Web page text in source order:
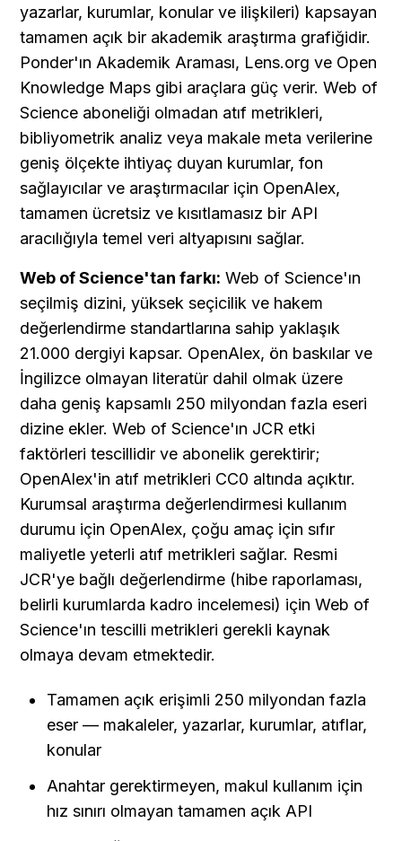
yazarlar, kurumlar, konular ve ilişkileri) kapsayan
tamamen açık bir akademik araştırma grafiğidir.
Ponder'ın Akademik Araması, Lens.org ve Open
Knowledge Maps gibi araçlara güç verir. Web of
Science aboneliği olmadan atıf metrikleri,
bibliyometrik analiz veya makale meta verilerine
geniş ölçekte ihtiyaç duyan kurumlar, fon
sağlayıcılar ve araştırmacılar için OpenAlex,
tamamen ücretsiz ve kısıtlamasız bir API
aracılığıyla temel veri altyapısını sağlar.
Web of Science'tan farkı: Web of Science'ın
seçilmiş dizini, yüksek seçicilik ve hakem
değerlendirme standartlarına sahip yaklaşık
21.000 dergiyi kapsar. OpenAlex, ön baskılar ve
İngilizce olmayan literatür dahil olmak üzere
daha geniş kapsamlı 250 milyondan fazla eseri
dizine ekler. Web of Science'ın JCR etki
faktörleri tescillidir ve abonelik gerektirir;
OpenAlex'in atıf metrikleri CC0 altında açıktır.
Kurumsal araştırma değerlendirmesi kullanım
durumu için OpenAlex, çoğu amaç için sıfır
maliyetle yeterli atıf metrikleri sağlar. Resmi
JCR'ye bağlı değerlendirme (hibe raporlaması,
belirli kurumlarda kadro incelemesi) için Web of
Science'ın tescilli metrikleri gerekli kaynak
olmaya devam etmektedir.
Tamamen açık erişimli 250 milyondan fazla
eser — makaleler, yazarlar, kurumlar, atıflar,
konular
Anahtar gerektirmeyen, makul kullanım için
hız sınırı olmayan tamamen açık API